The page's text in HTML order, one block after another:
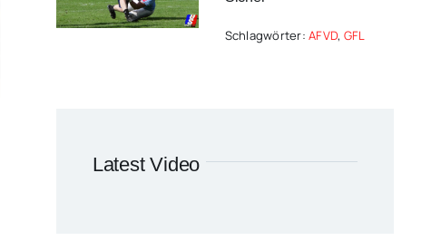
Schlagwörter:AFVD, GFL
Latest Video